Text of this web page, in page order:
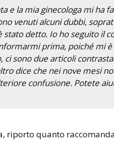
e la mia ginecologa mi ha
venuti alcuni dubbi,
stato detto. Io ho seguito il
prima, poiché mi
ci sono due articoli
dice che nei nove mesi
confusione. Potete
riporto quanto